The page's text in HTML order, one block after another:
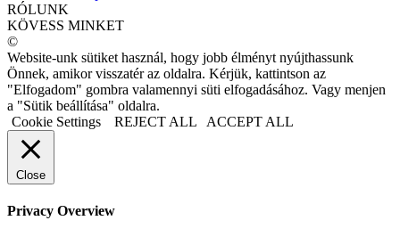
RÓLUNK
KÖVESS MINKET
©
Website-unk sütiket használ, hogy jobb élményt nyújthassunk
Önnek, amikor visszatér az oldalra. Kérjük, kattintson az
"Elfogadom" gombra valamennyi süti elfogadásához. Vagy menjen
a "Sütik beállítása" oldalra.
Cookie Settings
REJECT ALL ACCEPT ALL
Close
Privacy Overview